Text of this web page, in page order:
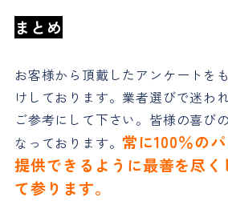
まとめ
お客様から頂戴したアンケートを
けしております。業者選びで迷わ
ご参考にして下さい。皆様の喜び
なっております。 常に100％の
提供できるように最善を尽く
て参ります。